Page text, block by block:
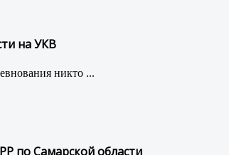
на УКВ
никто ...
по Самарской области